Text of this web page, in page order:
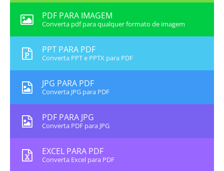
PDF PARA IMAGEM
Converta pdf para qualquer formato de imagem
PPT PARA PDF
Converta PPT e PPTX para PDF
JPG PARA PDF
Converta JPG para PDF
PDF PARA JPG
Converta PDF para JPG
EXCEL PARA PDF
Converta Excel para PDF